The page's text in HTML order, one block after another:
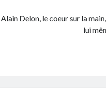
Alain Delon, le coeur sur la
lui